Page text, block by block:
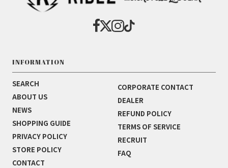
INFORMATION
SEARCH
ABOUT US
NEWS
SHOPPING GUIDE
PRIVACY POLICY
STORE POLICY
CONTACT
CORPORATE CONTACT
DEALER
REFUND POLICY
TERMS OF SERVICE
RECRUIT
FAQ